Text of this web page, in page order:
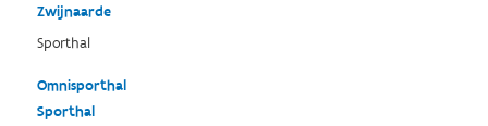
Zwijnaarde
Sporthal
Omnisporthal
Sporthal